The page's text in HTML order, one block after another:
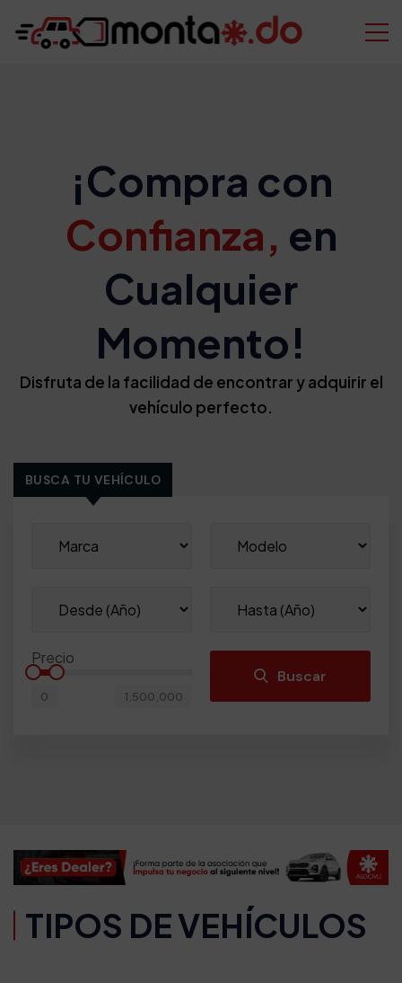
¡Compra con
Confianza, en
Cualquier
Momento!
Disfruta de la facilidad de encontrar y adquirir el
vehículo perfecto.
BUSCA TU VEHÍCULO
Precio
0 1,500,000
Buscar
TIPOS DE VEHÍCULOS